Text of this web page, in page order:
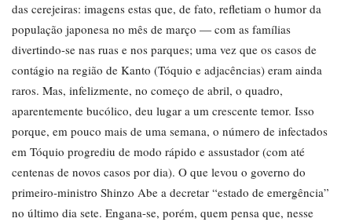
das cerejeiras: imagens estas que, de fato, refletiam o humor da
população japonesa no mês de março ― com as famílias
divertindo-se nas ruas e nos parques; uma vez que os casos de
contágio na região de Kanto (Tóquio e adjacências) eram ainda
raros. Mas, infelizmente, no começo de abril, o quadro,
aparentemente bucólico, deu lugar a um crescente temor. Isso
porque, em pouco mais de uma semana, o número de infectados
em Tóquio progrediu de modo rápido e assustador (com até
centenas de novos casos por dia). O que levou o governo do
primeiro-ministro Shinzo Abe a decretar “estado de emergência”
no último dia sete. Engana-se, porém, quem pensa que, nesse